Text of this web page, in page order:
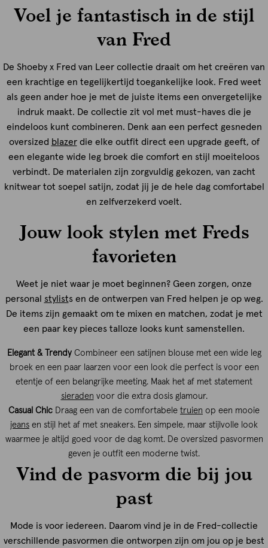
Voel je fantastisch in de stijl
van Fred
De Shoeby x Fred van Leer collectie draait om het creëren van
een krachtige en tegelijkertijd toegankelijke look. Fred weet
als geen ander hoe je met de juiste items een onvergetelijke
indruk maakt. De collectie zit vol met must-haves die je
eindeloos kunt combineren. Denk aan een perfect gesneden
oversized blazerdie elke outfit direct een upgrade geeft, of
een elegante wide leg broek die comfort en stijl moeiteloos
verbindt. De materialen zijn zorgvuldig gekozen, van zacht
knitwear tot soepel satijn, zodat jij je de hele dag comfortabel
en zelfverzekerd voelt.
Jouw look stylen met Freds
favorieten
Weet je niet waar je moet beginnen? Geen zorgen, onze
personal stylists en de ontwerpen van Fred helpen je op weg.
De items zijn gemaakt om te mixen en matchen, zodat je met
een paar key pieces talloze looks kunt samenstellen.
Elegant & TrendyCombineer een satijnen blouse met een wide leg
broek en een paar laarzen voor een look die perfect is voor een
etentje of een belangrijke meeting. Maak het af met statement
sieraden voor die extra dosis glamour.
Casual Chic Draag een van de comfortabele truien op een mooie
jeans en stijl het af met sneakers. Een simpele, maar stijlvolle look
waarmee je altijd goed voor de dag komt. De oversized pasvormen
geven je outfit een moderne twist.
Vind de pasvorm die bij jou
past
Mode is voor iedereen. Daarom vind je in de Fred-collectie
verschillende pasvormen die ontworpen zijn om jou op je best